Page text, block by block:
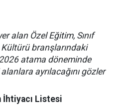
alan Özel Eğitim, Sınıf
branşlarındaki
atama döneminde
ayrılacağını gözler
İhtiyacı Listesi